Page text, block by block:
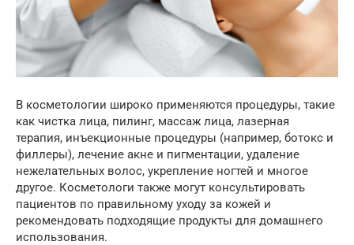
В косметологии широко применяются процедуры, такие
как чистка лица, пилинг, массаж лица, лазерная
терапия, инъекционные процедуры (например, ботокс и
филлеры), лечение акне и пигментации, удаление
нежелательных волос, укрепление ногтей и многое
другое. Косметологи также могут консультировать
пациентов по правильному уходу за кожей и
рекомендовать подходящие продукты для домашнего
использования.